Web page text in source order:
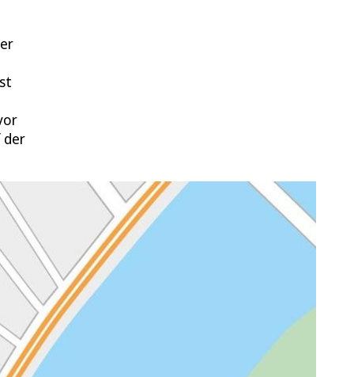
der